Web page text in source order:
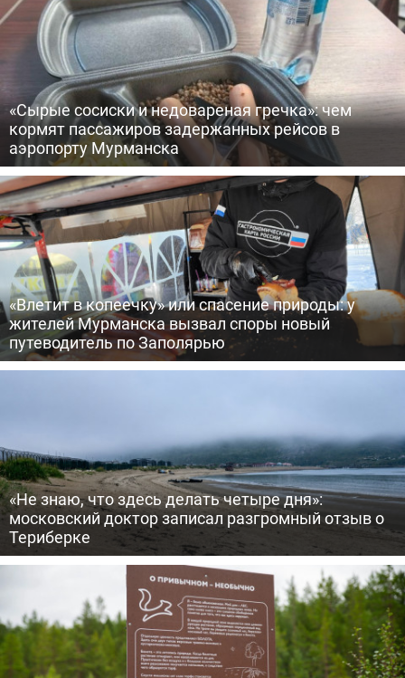
«Сырые сосиски и недовареная гречка»: чем
кормят пассажиров задержанных рейсов в
аэропорту Мурманска
«Влетит в копеечку» или спасение природы: у
жителей Мурманска вызвал споры новый
путеводитель по Заполярью
«Не знаю, что здесь делать четыре дня»:
московский доктор записал разгромный отзыв о
Териберке